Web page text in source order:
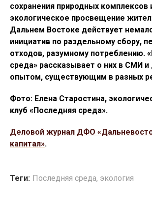
сохранения природных комплексов
экологическое просвещение
Дальнем Востоке действует
инициатив по раздельному сбору,
отходов, разумному потреблению.
среда» рассказывает о них в СМИ и
опытом, существующим в разных
Фото: Елена Старостина,
клуб «Последняя среда».
Деловой журнал ДФО
капитал».
Теги: Последняя среда, экология